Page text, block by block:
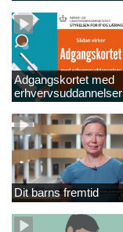
Adgangskortet med
erhvervsuddannelser
Dit barns fremtid